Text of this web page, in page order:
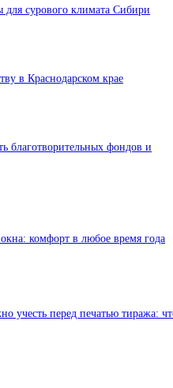
для сурового климата Сибири
в Краснодарском крае
благотворительных фондов и
комфорт в любое время года
учесть перед печатью тиража: